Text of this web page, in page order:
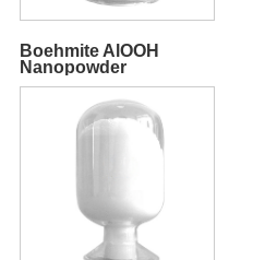
Boehmite AlOOH
Nanopowder